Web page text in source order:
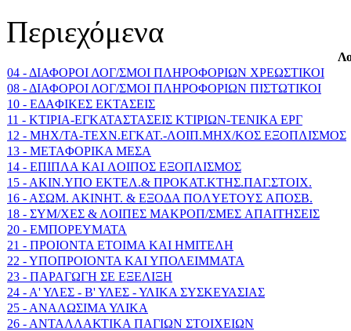
Περιεχόμενα
04 - ΔΙΑΦΟΡΟΙ ΛΟΓ/ΣΜΟΙ ΠΛΗΡΟΦΟΡΙΩΝ ΧΡΕΩΣΤΙΚΟΙ
08 - ΔΙΑΦΟΡΟΙ ΛΟΓ/ΣΜΟΙ ΠΛΗΡΟΦΟΡΙΩΝ ΠΙΣΤΩΤΙΚΟΙ
10 - EΔAΦIKEΣ EKTAΣEIΣ
11 - KTIPIA-EΓKATAΣTAΣEIΣ KTIPIΩN-TENIKA EPΓ
12 - MHX/TA-TEXN.EΓKAT.-ΛOIΠ.MHX/KOΣ EΞOΠΛIΣΜΟΣ
13 - METAΦOPIKA MEΣA
14 - EΠIΠΛA KAI ΛOIΠOΣ EΞOΠΛIΣMOΣ
15 - AKIN.YΠO EKTEΛ.& ΠPOKAT.KTHΣ.ΠAΓ.ΣTOIX.
16 - AΣΩM. AKINHT. & EΞOΔA ΠOΛYETOYΣ AΠOΣB.
18 - ΣYM/XEΣ & ΛOIΠEΣ MAKPOΠ/ΣMEΣ AΠAITHΣEIΣ
20 - ΕΜΠΟΡΕΥΜΑΤΑ
21 - ΠΡΟΙΟΝΤΑ ΕΤΟΙΜΑ ΚΑΙ ΗΜΙΤΕΛΗ
22 - ΥΠΟΠΡΟΙΟΝΤΑ ΚΑΙ ΥΠΟΛΕΙΜΜΑΤΑ
23 - ΠΑΡΑΓΩΓΗ ΣΕ ΕΞΕΛΙΞΗ
24 - Α' ΥΛΕΣ - Β' ΥΛΕΣ - ΥΛΙΚΑ ΣΥΣΚΕΥΑΣΙΑΣ
25 - ΑΝΑΛΩΣΙΜΑ ΥΛΙΚΑ
26 - ΑΝΤΑΛΛΑΚΤΙΚΑ ΠΑΓΙΩΝ ΣΤΟΙΧΕΙΩΝ